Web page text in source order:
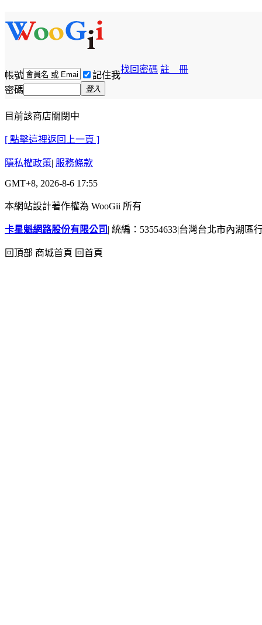
帳號 記住我
找回密碼 註 冊
密碼 登入
目前該商店關閉中
[ 點擊這裡返回上一頁 ]
隱私權政策| 服務條款
GMT+8, 2026-8-6 17:55
本網站設計著作權為 WooGii 所有
卡星魁網路股份有限公司 | 統編：53554633|台灣台北市內湖區
回頂部 商城首頁 回首頁